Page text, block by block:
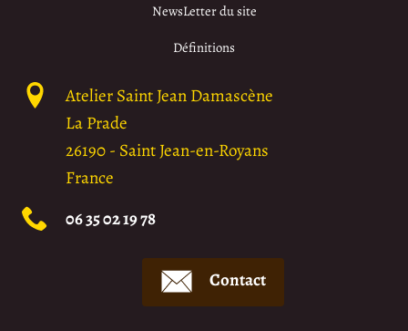
NewsLetter du site
Définitions
Atelier Saint Jean Damascène
La Prade
26190- Saint Jean-en-Royans
France
06 35 02 19 78
Contact